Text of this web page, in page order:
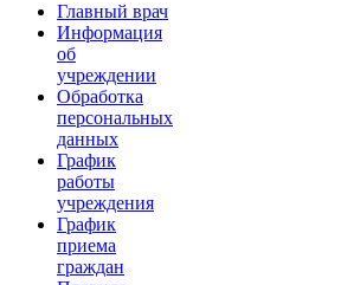
Главный врач
Информация
об
учреждении
Обработка
персональных
данных
График
работы
учреждения
График
приема
граждан